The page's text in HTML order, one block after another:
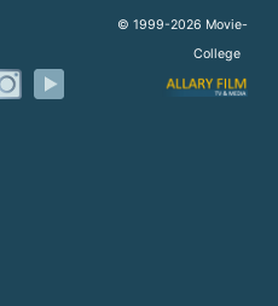
© 1999-2026 Movie-
College